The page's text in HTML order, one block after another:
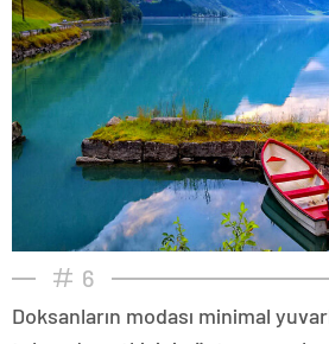
6
Doksanların modası minimal